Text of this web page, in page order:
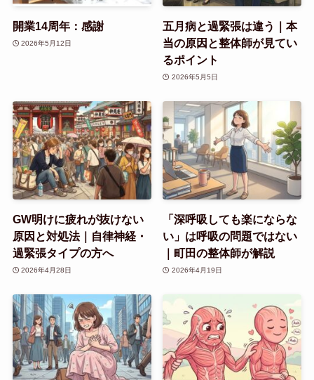
開業14周年：感謝
2026年5月12日
五月病と過緊張は違う｜本
当の原因と整体師が見てい
るポイント
2026年5月5日
GW明けに疲れが抜けない
原因と対処法｜自律神経・
過緊張タイプの方へ
2026年4月28日
「深呼吸しても楽にならな
い」は呼吸の問題ではない
｜町田の整体師が解説
2026年4月19日